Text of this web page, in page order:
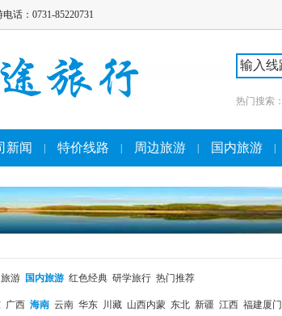
话：0731-85220731
热门搜索：
新闻 特价线路 周边旅游 国内旅游
游 国内旅游 红色经典 研学旅行 热门推荐
广西 海南 云南 华东 川藏 山西内蒙 东北 新疆 江西 福建厦门